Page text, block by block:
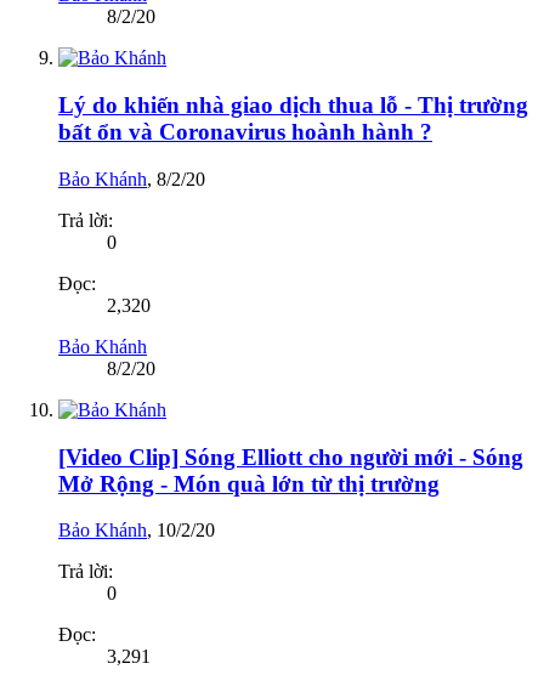
8/2/20
Lý do khiến nhà giao dịch thua lỗ - Thị trường
bất ổn và Coronavirus hoành hành ?
Bảo Khánh, 8/2/20
Trả lời:
0
Đọc:
2,320
Bảo Khánh
8/2/20
[Video Clip] Sóng Elliott cho người mới - Sóng
Mở Rộng - Món quà lớn từ thị trường
Bảo Khánh, 10/2/20
Trả lời:
0
Đọc:
3,291